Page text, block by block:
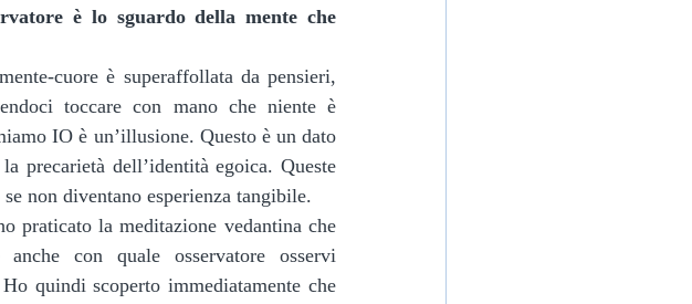
è lo sguardo della mente che
toccare con mano che niente è
IO è un’illusione. Questo è un dato
precarietà dell’identità egoica. Queste
non diventano esperienza tangibile.
anche con quale osservatore osservi
quindi scoperto immediatamente che